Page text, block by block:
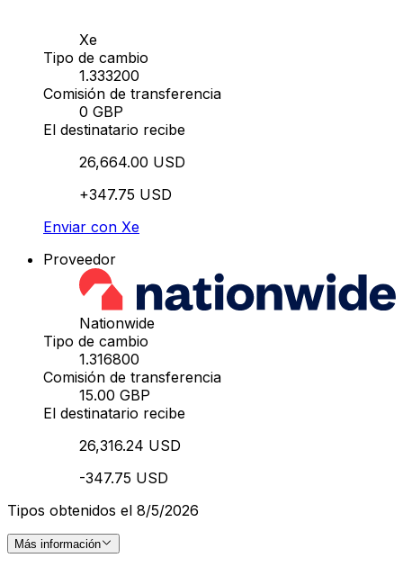
Xe
Tipo de cambio
1.333200
Comisión de transferencia
0 GBP
El destinatario recibe
26,664.00 USD
+347.75 USD
Enviar con Xe
Proveedor
Nationwide
Tipo de cambio
1.316800
Comisión de transferencia
15.00 GBP
El destinatario recibe
26,316.24 USD
-347.75 USD
Tipos obtenidos el 8/5/2026
Más información